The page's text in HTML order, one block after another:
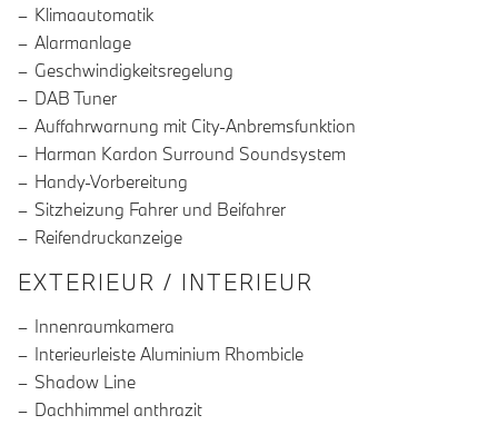
Klimaautomatik
Alarmanlage
Geschwindigkeitsregelung
DAB Tuner
Auffahrwarnung mit City-Anbremsfunktion
Harman Kardon Surround Soundsystem
Handy-Vorbereitung
Sitzheizung Fahrer und Beifahrer
Reifendruckanzeige
EXTERIEUR / INTERIEUR
Innenraumkamera
Interieurleiste Aluminium Rhombicle
Shadow Line
Dachhimmel anthrazit